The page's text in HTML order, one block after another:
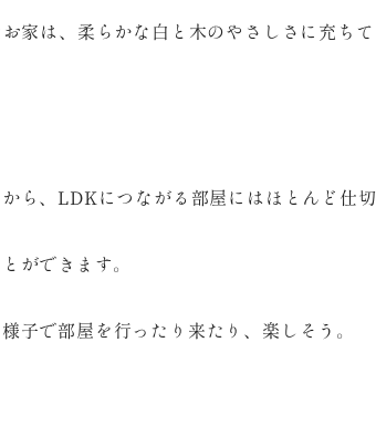
家は、柔らかな白と木のやさしさに充ちて
ら、LDKにつながる部屋にはほとんど仕切
ができます。
子で部屋を行ったり来たり、楽しそう。